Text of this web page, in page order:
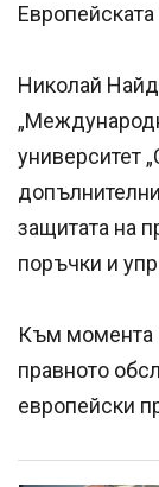
Европейската
Николай
университет
защитата на
поръчки и
Към момента
правното
европейски